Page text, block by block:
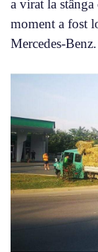
a virat la
moment a fost
Mercedes-Benz.